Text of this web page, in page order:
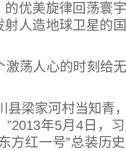
优美旋律回荡寰宇
射人造地球卫星的
荡人心的时刻给无
梁家河村当知青
”2013年5月4日，
方红一号”总装历